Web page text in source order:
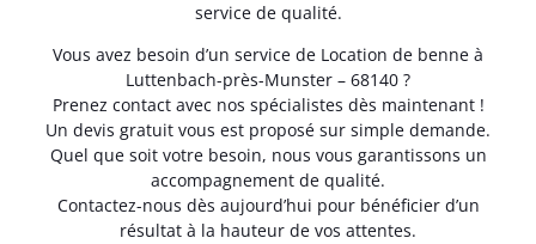
service de qualité.
Vous avez besoin d’un service de Location de benne à
Luttenbach-près-Munster – 68140 ?
Prenez contact avec nos spécialistes dès maintenant !
Un devis gratuit vous est proposé sur simple demande.
Quel que soit votre besoin, nous vous garantissons un
accompagnement de qualité.
Contactez-nous dès aujourd’hui pour bénéficier d’un
résultat à la hauteur de vos attentes.